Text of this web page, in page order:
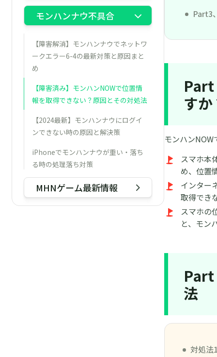
モンハンナウ不具合
【障害解消】モンハンナウでネットワ
ークエラー6-4の最新対策と原因まと
め
【障害済み】モンハンNOWで位置情
報を取得できない？原因とその対処法
【2024最新】モンハンナウにログイ
ンできない時の原因と解決策
iPhoneでモンハンナウが重い・落ち
る時の処理落ち対策
【2024年最新】モンハンNowの位置
情報がおかしい時の対処法
MHNゲーム最新情報
Part3
Part
す
モンハン
スマホ本
め、位置
インター
取得でき
スマホの
と、モン
Part
法
対処法